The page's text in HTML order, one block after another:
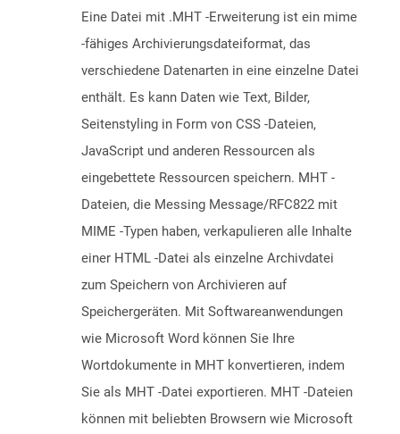
Eine Datei mit .MHT -Erweiterung ist ein mime
-fähiges Archivierungsdateiformat, das
verschiedene Datenarten in eine einzelne Datei
enthält. Es kann Daten wie Text, Bilder,
Seitenstyling in Form von CSS -Dateien,
JavaScript und anderen Ressourcen als
eingebettete Ressourcen speichern. MHT -
Dateien, die Messing Message/RFC822 mit
MIME -Typen haben, verkapulieren alle Inhalte
einer HTML -Datei als einzelne Archivdatei
zum Speichern von Archivieren auf
Speichergeräten. Mit Softwareanwendungen
wie Microsoft Word können Sie Ihre
Wortdokumente in MHT konvertieren, indem
Sie als MHT -Datei exportieren. MHT -Dateien
können mit beliebten Browsern wie Microsoft